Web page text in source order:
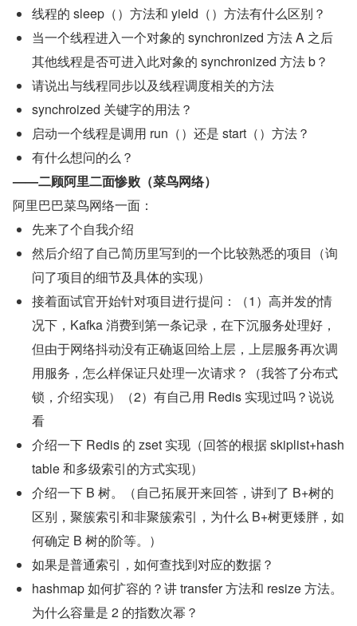
线程的 sleep（）方法和 yield（）方法有什么区别？
当一个线程进入一个对象的 synchronized 方法 A 之后
其他线程是否可进入此对象的 synchronized 方法 b？
请说出与线程同步以及线程调度相关的方法
synchroized 关键字的用法？
启动一个线程是调用 run（）还是 start（）方法？
有什么想问的么？
——二顾阿里二面惨败（菜鸟网络）
阿里巴巴菜鸟网络一面：
先来了个自我介绍
然后介绍了自己简历里写到的一个比较熟悉的项目（询
问了项目的细节及具体的实现）
接着面试官开始针对项目进行提问：（1）高并发的情
况下，Kafka 消费到第一条记录，在下沉服务处理好，
但由于网络抖动没有正确返回给上层，上层服务再次调
用服务，怎么样保证只处理一次请求？（我答了分布式
锁，介绍实现）（2）有自己用 Redis 实现过吗？说说
看
介绍一下 Redis 的 zset 实现（回答的根据 skiplist+hash
table 和多级索引的方式实现）
介绍一下 B 树。（自己拓展开来回答，讲到了 B+树的
区别，聚簇索引和非聚簇索引，为什么 B+树更矮胖，如
何确定 B 树的阶等。）
如果是普通索引，如何查找到对应的数据？
hashmap 如何扩容的？讲 transfer 方法和 resize 方法。
为什么容量是 2 的指数次幂？